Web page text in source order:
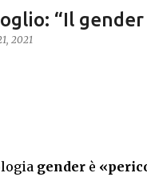
“Il
2021
genderè